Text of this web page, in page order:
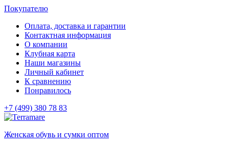
Покупателю
Оплата, доставка и гарантии
Контактная информация
О компании
Клубная карта
Наши магазины
Личный кабинет
К сравнению
Понравилось
+7 (499) 380 78 83
Женская обувь и сумки оптом